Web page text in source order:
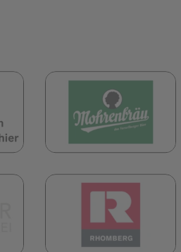
(öffnet in neuem Tab)
(öffnet in neuem Tab)